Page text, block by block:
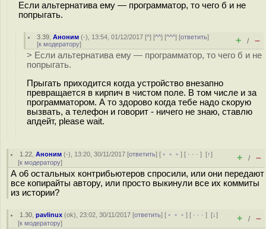
Если альтернатива ему — программатор, то чего б и не
попрыгать.
3.39 ,Аноним (-), 13:54, 01/12/2017 [^] [^^] [^^^] [ответить]
[к модератору] + / –
> Если альтернатива ему — программатор, то чего б и не
попрыгать.
Прыгать приходится когда устройство внезапно
превращается в кирпич в чистом поле. В том числе и за
программатором. А то здорово когда тебе надо скорую
вызвать, а телефон и говорит - ничего не знаю, ставлю
апдейт, please wait.
1.22 ,Аноним (-), 13:20, 30/11/2017 [ответить] [ ﹢﹢﹢] [ · · ·][↑]
[к модератору] + / –
А о6 остальных контрибьютеров спросили, или они передают
все копирайты автору, или просто выкинули все их коммиты
из истории?
1.30 ,pavlinux (ok), 23:02, 30/11/2017 [ответить] [ ﹢﹢﹢] [ · · ·][↓]
[к модератору] + / –